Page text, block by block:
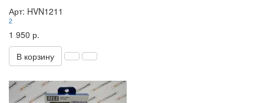
Арт: HVN1211
2
1 950 р.
В корзину